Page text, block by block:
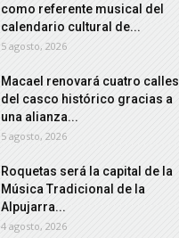
como referente musical del
calendario cultural de...
5 agosto, 2026
Macael renovará cuatro calles
del casco histórico gracias a
una alianza...
5 agosto, 2026
Roquetas será la capital de la
Música Tradicional de la
Alpujarra...
4 agosto, 2026